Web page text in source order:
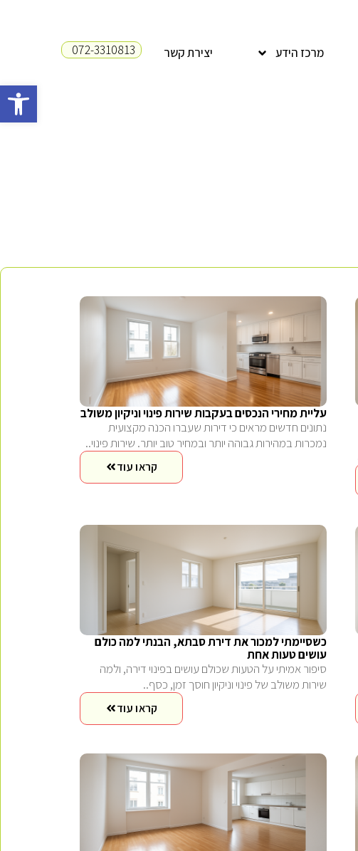
פתח
מרכז הידע יצירת קשר 072-3310813
עליית מחירי הנכסים בעקבות שירות פינוי וניקיון משולב
נתונים חדשים מראים כי דירות שעברו הכנה מקצועית
נמכרות במהירות גבוהה יותר ובמחיר טוב יותר. שירות פינוי..
קראו עוד
כשסיימתי למכור את דירת סבתא, הבנתי למה כולם
עושים טעות אחת
סיפור אמיתי על הטעות שכולם עושים בפינוי דירה, ולמה
שירות משולב של פינוי וניקיון חוסך זמן, כסף..
קראו עוד